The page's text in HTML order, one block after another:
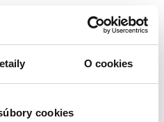
O cookies
cookies